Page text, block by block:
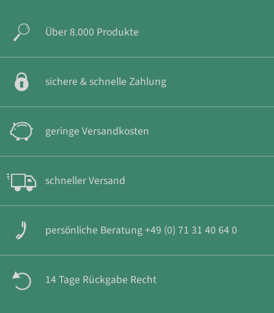
Über 8.000 Produkte
sichere & schnelle Zahlung
geringe Versandkosten
schneller Versand
persönliche Beratung +49 (0) 71 31 40 64 0
14 Tage Rückgabe Recht